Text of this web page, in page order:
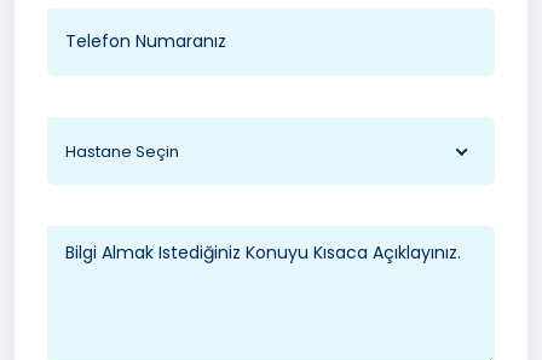
Hastane Seçin